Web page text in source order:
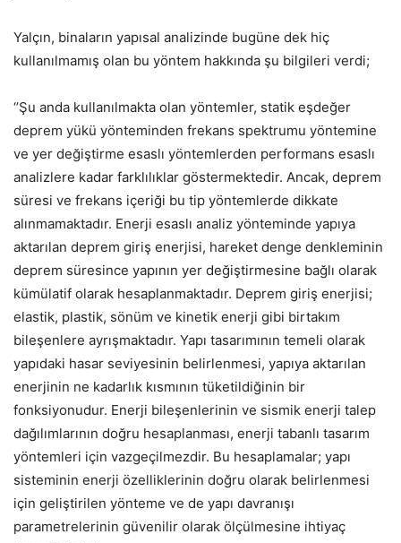
Yalçın, binaların yapısal analizinde bugüne dek hiç
kullanılmamış olan bu yöntem hakkında şu bilgileri verdi;
‘’Şu anda kullanılmakta olan yöntemler, statik eşdeğer
deprem yükü yönteminden frekans spektrumu yöntemine
ve yer değiştirme esaslı yöntemlerden performans esaslı
analizlere kadar farklılıklar göstermektedir. Ancak, deprem
süresi ve frekans içeriği bu tip yöntemlerde dikkate
alınmamaktadır. Enerji esaslı analiz yönteminde yapıya
aktarılan deprem giriş enerjisi, hareket denge denkleminin
deprem süresince yapının yer değiştirmesine bağlı olarak
kümülatif olarak hesaplanmaktadır. Deprem giriş enerjisi;
elastik, plastik, sönüm ve kinetik enerji gibi birtakım
bileşenlere ayrışmaktadır. Yapı tasarımının temeli olarak
yapıdaki hasar seviyesinin belirlenmesi, yapıya aktarılan
enerjinin ne kadarlık kısmının tüketildiğinin bir
fonksiyonudur. Enerji bileşenlerinin ve sismik enerji talep
dağılımlarının doğru hesaplanması, enerji tabanlı tasarım
yöntemleri için vazgeçilmezdir. Bu hesaplamalar; yapı
sisteminin enerji özelliklerinin doğru olarak belirlenmesi
için geliştirilen yönteme ve de yapı davranışı
parametrelerinin güvenilir olarak ölçülmesine ihtiyaç